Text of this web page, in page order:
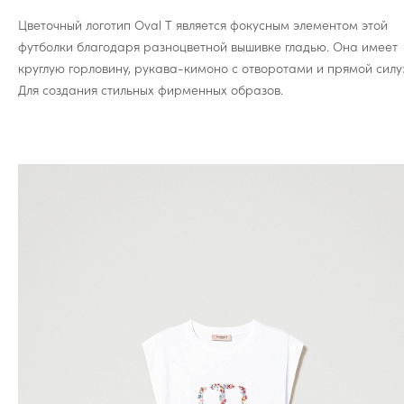
Цветочный логотип Oval T является фокусным элементом этой
футболки благодаря разноцветной вышивке гладью. Она имеет
круглую горловину, рукава-кимоно с отворотами и прямой
Для создания стильных фирменных образов.